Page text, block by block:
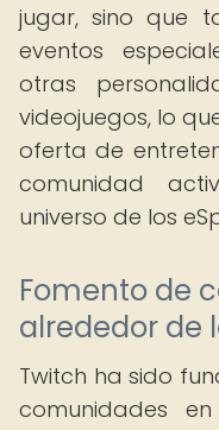
jugar, sino que
eventos
otras
videojuegos, lo
oferta de
comunidad
universo de los
Fomento de
alrededor de
Twitch ha sido
comunidades